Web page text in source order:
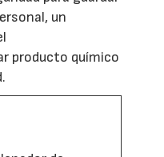
un
producto químico